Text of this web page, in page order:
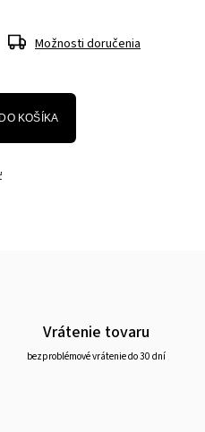
Možnosti doručenia
KOŠÍKA
Vrátenie tovaru
bezproblémové vrátenie do 30 dní